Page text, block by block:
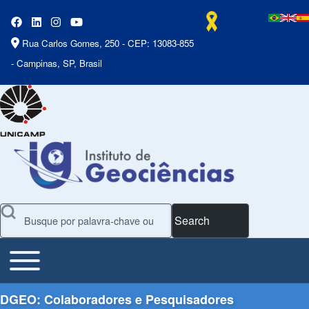
Rua Carlos Gomes, 250 - CEP: 13083-855
- Campinas, SP, Brasil
Search
Main Menu
Toggle main menu
DGEO: Colaboradores e Pesquisadores